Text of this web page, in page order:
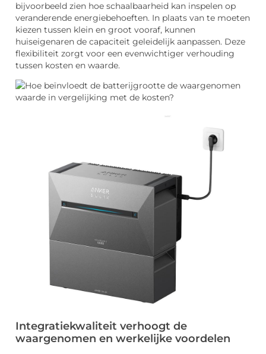
bijvoorbeeld zien hoe schaalbaarheid kan inspelen op
veranderende energiebehoeften. In plaats van te moeten
kiezen tussen klein en groot vooraf, kunnen
huiseigenaren de capaciteit geleidelijk aanpassen. Deze
flexibiliteit zorgt voor een evenwichtiger verhouding
tussen kosten en waarde.
Integratiekwaliteit verhoogt de
waargenomen en werkelijke voordelen